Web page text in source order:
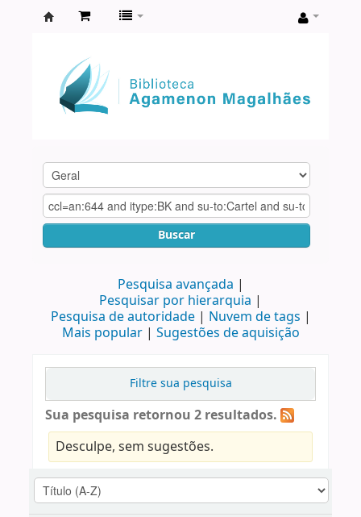
Agamenon
Magalhães
Buscar
Pesquisa avançada
Pesquisar por hierarquia
Pesquisa de autoridade
Nuvem de tags
Mais popular
Sugestões de aquisição
Filtre sua pesquisa
Sua pesquisa retornou 2 resultados.
Desculpe, sem sugestões.